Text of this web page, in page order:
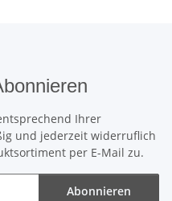
Ihrer
und jederzeit widerruflich
per E-Mail zu.
Abonnieren